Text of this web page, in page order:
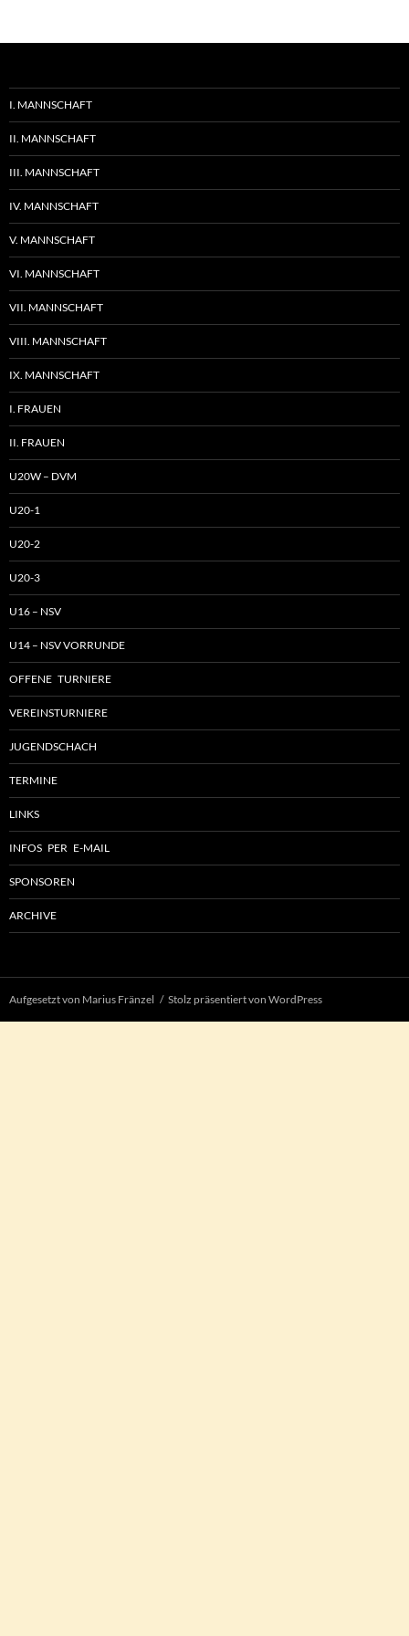
I. MANNSCHAFT
II. MANNSCHAFT
III. MANNSCHAFT
IV. MANNSCHAFT
V. MANNSCHAFT
VI. MANNSCHAFT
VII. MANNSCHAFT
VIII. MANNSCHAFT
IX. MANNSCHAFT
I. FRAUEN
II. FRAUEN
U20W – DVM
U20-1
U20-2
U20-3
U16 – NSV
U14 – NSV VORRUNDE
OFFENE TURNIERE
VEREINSTURNIERE
JUGENDSCHACH
TERMINE
LINKS
INFOS PER E-MAIL
SPONSOREN
ARCHIVE
Aufgesetzt von Marius Fränzel Stolz präsentiert von WordPress